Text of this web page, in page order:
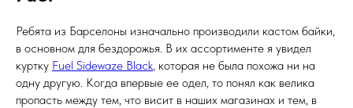
Ребята из Барселоны изначально производили кастом байки,
в основном для бездорожья. В их ассортименте я увидел
куртку Fuel Sidewaze Black, которая не была похожа ни на
одну другую. Когда впервые ее одел, то понял как велика
пропасть между тем, что висит в наших магазинах и тем, в